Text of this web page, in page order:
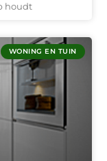
houdt
WONING EN TUIN